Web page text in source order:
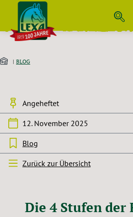
Zum Hauptinhalt springen
BLOG
Angeheftet
12. November 2025
Blog
Zurück zur Übersicht
Die 4 Stufen der